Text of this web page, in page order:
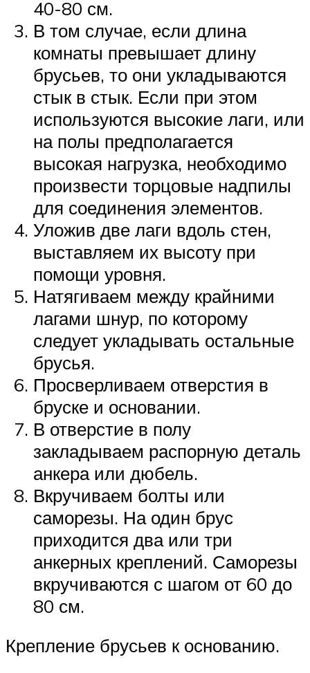
40-80 см.
В том случае, если длина
комнаты превышает длину
брусьев, то они укладываются
стык в стык. Если при этом
используются высокие лаги, или
на полы предполагается
высокая нагрузка, необходимо
произвести торцовые надпилы
для соединения элементов.
Уложив две лаги вдоль стен,
выставляем их высоту при
помощи уровня.
Натягиваем между крайними
лагами шнур, по которому
следует укладывать остальные
брусья.
Просверливаем отверстия в
бруске и основании.
В отверстие в полу
закладываем распорную деталь
анкера или дюбель.
Вкручиваем болты или
саморезы. На один брус
приходится два или три
анкерных креплений. Саморезы
вкручиваются с шагом от 60 до
80 см.
Крепление брусьев к основанию.